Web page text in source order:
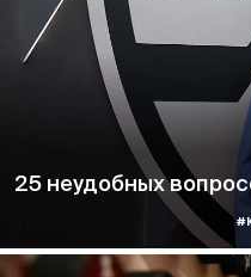
25 неудобных